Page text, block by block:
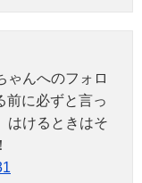
ゃんへのフォロ
前に必ずと言っ
はけるときはそ